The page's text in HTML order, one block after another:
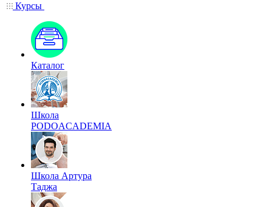
Курсы
Каталог
Школа
PODOACADEMIA
Школа Артура
Таджа